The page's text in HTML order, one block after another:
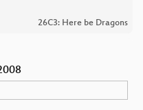
26C3: Here be Dragons